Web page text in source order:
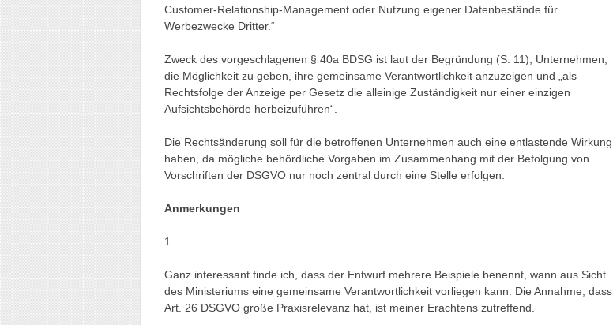
Customer-Relationship-Management oder Nutzung eigener Datenbestände für
Werbezwecke Dritter.“
Zweck des vorgeschlagenen § 40a BDSG ist laut der Begründung (S. 11), Unternehmen,
die Möglichkeit zu geben, ihre gemeinsame Verantwortlichkeit anzuzeigen und „als
Rechtsfolge der Anzeige per Gesetz die alleinige Zuständigkeit nur einer einzigen
Aufsichtsbehörde herbeizuführen“.
Die Rechtsänderung soll für die betroffenen Unternehmen auch eine entlastende Wirkung
haben, da mögliche behördliche Vorgaben im Zusammenhang mit der Befolgung von
Vorschriften der DSGVO nur noch zentral durch eine Stelle erfolgen.
Anmerkungen
1.
Ganz interessant finde ich, dass der Entwurf mehrere Beispiele benennt, wann aus Sicht
des Ministeriums eine gemeinsame Verantwortlichkeit vorliegen kann. Die Annahme, dass
Art. 26 DSGVO große Praxisrelevanz hat, ist meiner Erachtens zutreffend.